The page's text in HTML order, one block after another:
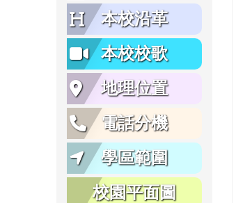
本校沿革
本校校歌
地理位置
電話分機
學區範圍
校園平面圖